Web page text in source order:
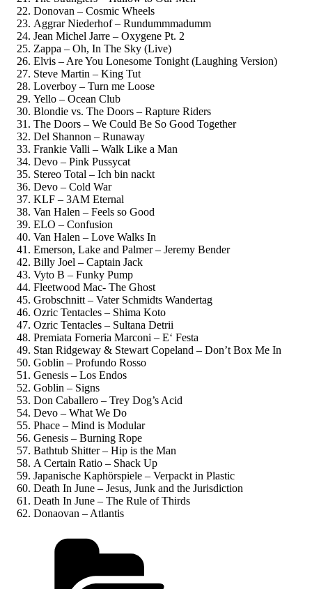
Donovan – Cosmic Wheels
Aggrar Niederhof – Rundummmadumm
Jean Michel Jarre – Oxygene Pt. 2
Zappa – Oh, In The Sky (Live)
Elvis – Are You Lonesome Tonight (Laughing Version)
Steve Martin – King Tut
Loverboy – Turn me Loose
Yello – Ocean Club
Blondie vs. The Doors – Rapture Riders
The Doors – We Could Be So Good Together
Del Shannon – Runaway
Frankie Valli – Walk Like a Man
Devo – Pink Pussycat
Stereo Total – Ich bin nackt
Devo – Cold War
KLF – 3AM Eternal
Van Halen – Feels so Good
ELO – Confusion
Van Halen – Love Walks In
Emerson, Lake and Palmer – Jeremy Bender
Billy Joel – Captain Jack
Vyto B – Funky Pump
Fleetwood Mac- The Ghost
Grobschnitt – Vater Schmidts Wandertag
Ozric Tentacles – Shima Koto
Ozric Tentacles – Sultana Detrii
Premiata Forneria Marconi – E‘ Festa
Stan Ridgeway & Stewart Copeland – Don’t Box Me In
Goblin – Profundo Rosso
Genesis – Los Endos
Goblin – Signs
Don Caballero – Trey Dog’s Acid
Devo – What We Do
Phace – Mind is Modular
Genesis – Burning Rope
Bathtub Shitter – Hip is the Man
A Certain Ratio – Shack Up
Japanische Kaphörspiele – Verpackt in Plastic
Death In June – Jesus, Junk and the Jurisdiction
Death In June – The Rule of Thirds
Donaovan – Atlantis